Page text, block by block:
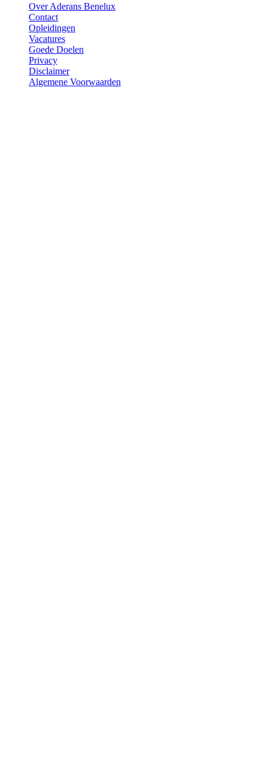
Over Aderans Benelux
Contact
Opleidingen
Vacatures
Goede Doelen
Privacy
Disclaimer
Algemene Voorwaarden